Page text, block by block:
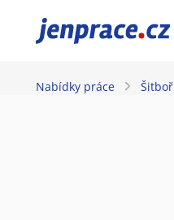
JenPráce.cz
Nabídky práce